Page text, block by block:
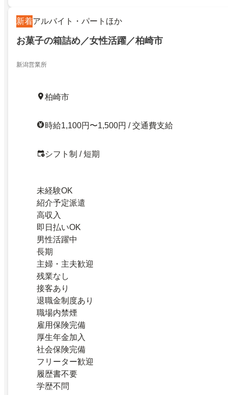
新着アルバイト・パートほか
お菓子の箱詰め／女性活躍／柏崎市
新潟営業所
柏崎市
時給1,100円〜1,500円 / 交通費支給
シフト制 / 短期
未経験OK
紹介予定派遣
高収入
即日払いOK
男性活躍中
長期
主婦・主夫歓迎
残業なし
接客あり
退職金制度あり
職場内禁煙
雇用保険完備
厚生年金加入
社会保険完備
フリーター歓迎
履歴書不要
学歴不問